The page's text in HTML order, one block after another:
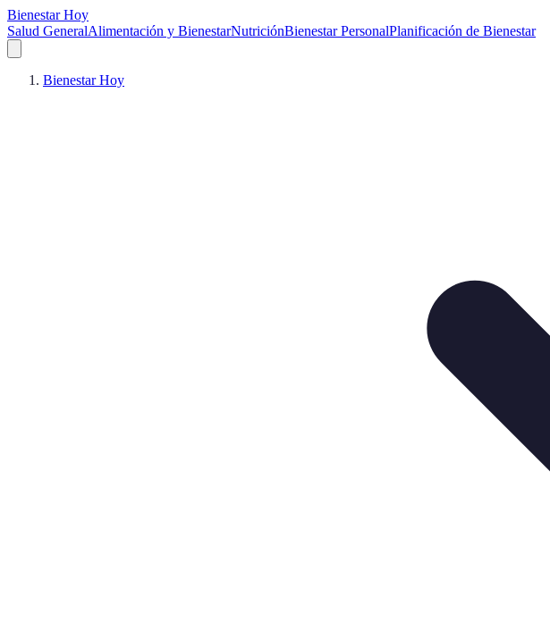
Bienestar Hoy
Salud GeneralAlimentación y BienestarNutriciónBienestar PersonalPlanificación de Bienestar
Bienestar Hoy